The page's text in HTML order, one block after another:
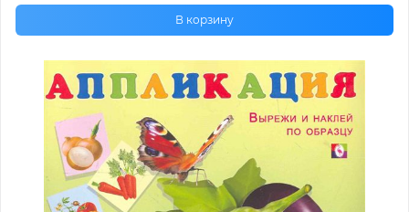
В корзину